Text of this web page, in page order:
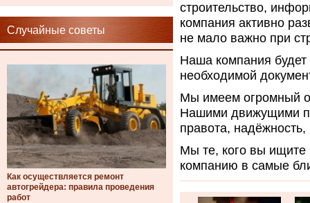
Случайные советы
Как осуществляется ремонт
автогрейдера: правила проведения
работ
строительство,
компания активно
не мало важно при
Наша компания будет
необходимой
Мы имеем огромный
Нашими движущими
правота, надёжность,
Мы те, кого вы ищите
компанию в самые